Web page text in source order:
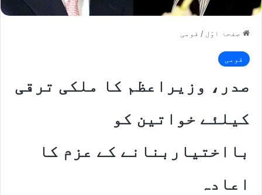
صفحۂ اوّل / قومی
قومی
صدر، وزیراعظم کا ملکی ترقی
کیلئے خواتین کو
بااختیاربنانے کے عزم کا
اعادہ